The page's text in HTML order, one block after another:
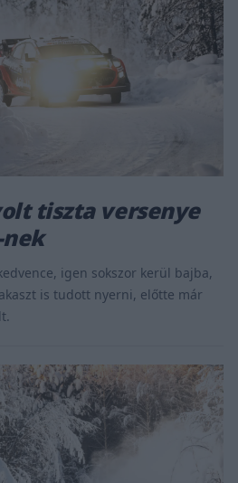
tiszta versenye
igen sokszor kerül bajba,
is tudott nyerni, előtte már